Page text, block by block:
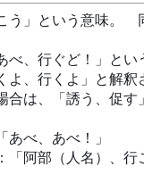
う」という意味。
べ、行ぐど！」とい
よ、行くよ」と解釈
合は、「誘う、促す
あべ、あべ！」
「阿部（人名）、行